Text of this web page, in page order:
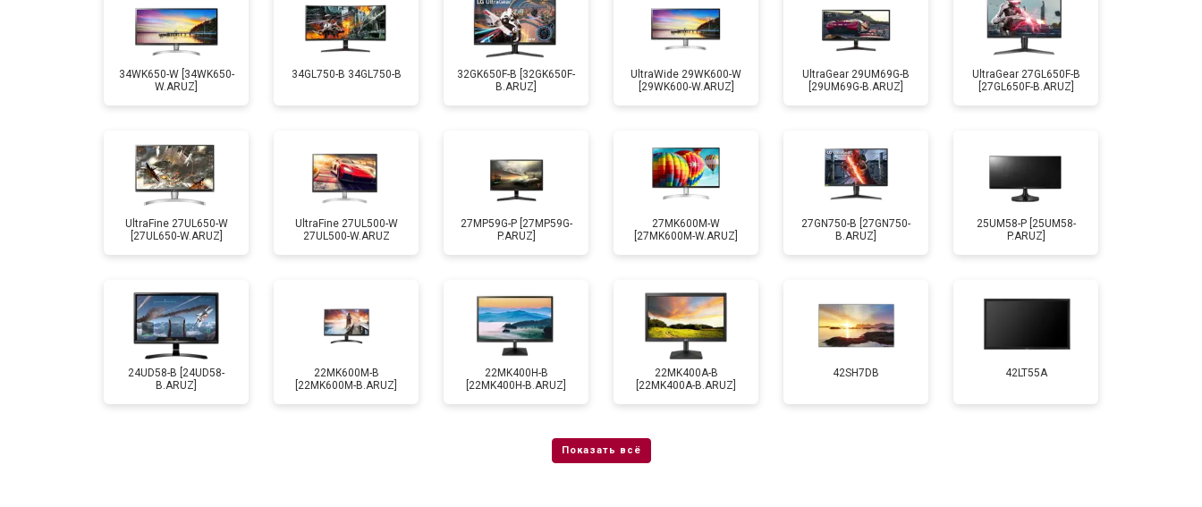
34WK650-W [34WK650-
W.ARUZ]
34GL750-B 34GL750-B
32GK650F-B [32GK650F-
B.ARUZ]
UltraWide 29WK600-W
[29WK600-W.ARUZ]
UltraGear 29UM69G-B
[29UM69G-B.ARUZ]
UltraGear 27GL650F-B
[27GL650F-B.ARUZ]
UltraFine 27UL650-W
[27UL650-W.ARUZ]
UltraFine 27UL500-W
27UL500-W.ARUZ
27MP59G-P [27MP59G-
P.ARUZ]
27MK600M-W
[27MK600M-W.ARUZ]
27GN750-B [27GN750-
B.ARUZ]
25UM58-P [25UM58-
P.ARUZ]
24UD58-B [24UD58-
B.ARUZ]
22MK600M-B
[22MK600M-B.ARUZ]
22MK400H-B
[22MK400H-B.ARUZ]
22MK400A-B
[22MK400A-B.ARUZ]
42SH7DB 42LT55A